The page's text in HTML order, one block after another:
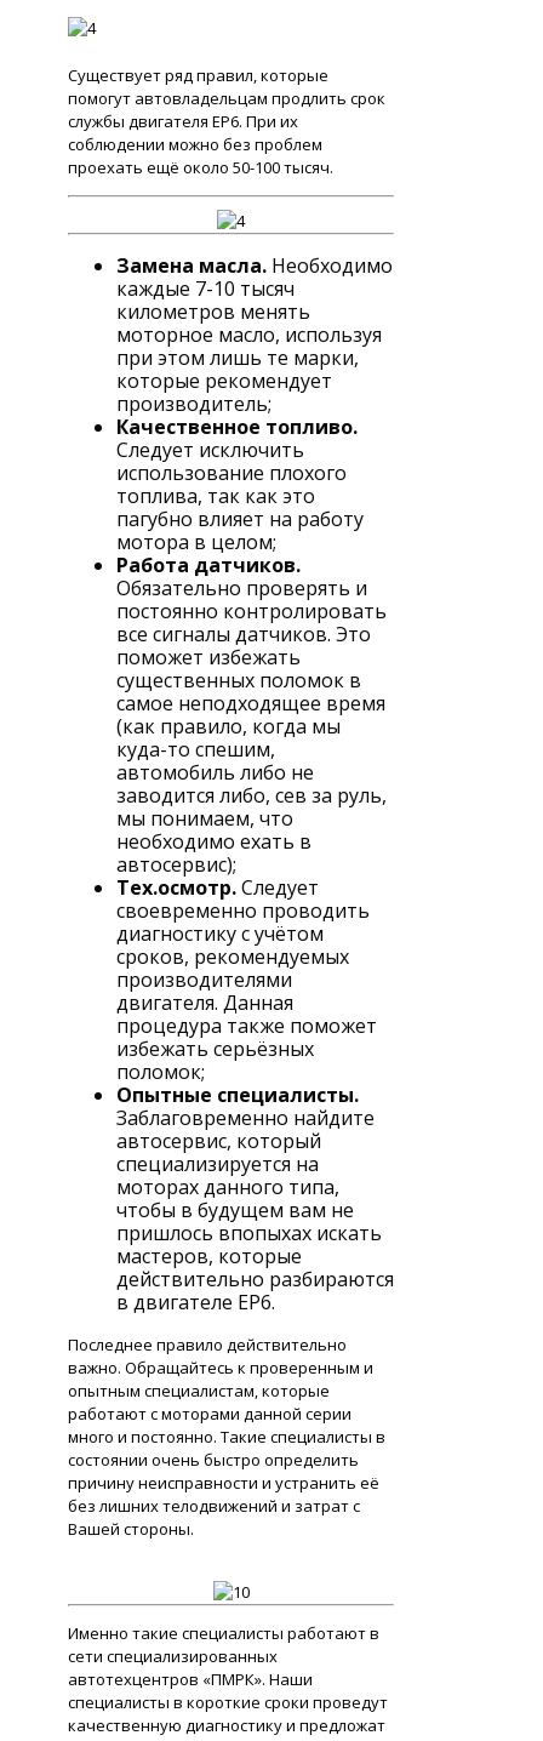
Существует ряд правил, которые
помогут автовладельцам продлить срок
службы двигателя EP6. При их
соблюдении можно без проблем
проехать ещё около 50-100 тысяч.
Замена масла.Необходимо
каждые 7-10 тысяч
километров менять
моторное масло, используя
при этом лишь те марки,
которые рекомендует
производитель;
Качественное топливо.
Следует исключить
использование плохого
топлива, так как это
пагубно влияет на работу
мотора в целом;
Работа датчиков.
Обязательно проверять и
постоянно контролировать
все сигналы датчиков. Это
поможет избежать
существенных поломок в
самое неподходящее время
(как правило, когда мы
куда-то спешим,
автомобиль либо не
заводится либо, сев за руль,
мы понимаем, что
необходимо ехать в
автосервис);
Тех.осмотр.Следует
своевременно проводить
диагностику с учётом
сроков, рекомендуемых
производителями
двигателя. Данная
процедура также поможет
избежать серьёзных
поломок;
Опытные специалисты.
Заблаговременно найдите
автосервис, который
специализируется на
моторах данного типа,
чтобы в будущем вам не
пришлось впопыхах искать
мастеров, которые
действительно разбираются
в двигателе EP6.
Последнее правило действительно
важно. Обращайтесь к проверенным и
опытным специалистам, которые
работают с моторами данной серии
много и постоянно. Такие специалисты в
состоянии очень быстро определить
причину неисправности и устранить её
без лишних телодвижений и затрат с
Вашей стороны.
Именно такие специалисты работают в
сети специализированных
автотехцентров «ПМРК». Наши
специалисты в короткие сроки проведут
качественную диагностику и предложат